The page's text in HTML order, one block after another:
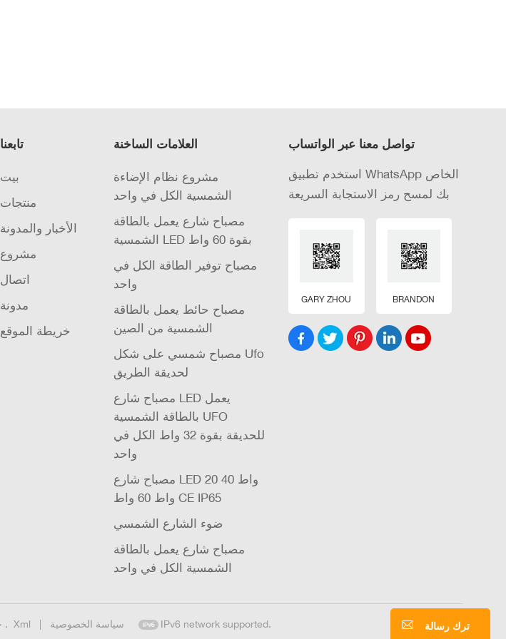
تابعنا
بيت
منتجات
الأخبار والمدونة
مشروع
اتصال
مدونة
خريطة الموقع
العلامات الساخنة
مشروع نظام الإضاءة
الشمسية الكل في واحد
مصباح شارع يعمل بالطاقة
الشمسية LED بقوة 60 واط
مصباح توفير الطاقة الكل في
واحد
مصباح حائط يعمل بالطاقة
الشمسية من الصين
مصباح شمسي على شكل Ufo
لحديقة الطريق
مصباح شارع LED يعمل
بالطاقة الشمسية UFO
للحديقة بقوة 32 واط الكل في
واحد
مصباح شارع LED 20 واط 40
واط 60 واط CE IP65
ضوء الشارع الشمسي
مصباح شارع يعمل بالطاقة
الشمسية الكل في واحد
تواصل معنا عبر الواتساب
استخدم تطبيق WhatsApp الخاص
بك لمسح رمز الاستجابة السريعة
GARY ZHOU BRANDON
حقوق الطبع والنشر © 2026 Shenzhen Leadray Optoelectronic Co., Ltd.. جميع الحقوق محفوظة . Xml | سياسة الخصوصية IPv6 network supported. ترك رسالة